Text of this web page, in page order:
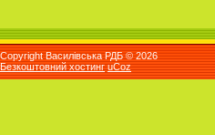
Copyright Василівська РДБ © 2026
Безкоштовний хостинг uCoz